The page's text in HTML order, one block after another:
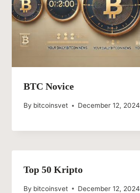
BTC Novice
By bitcoinsvet December 12, 2024
Top 50 Kripto
By bitcoinsvet December 12, 2024